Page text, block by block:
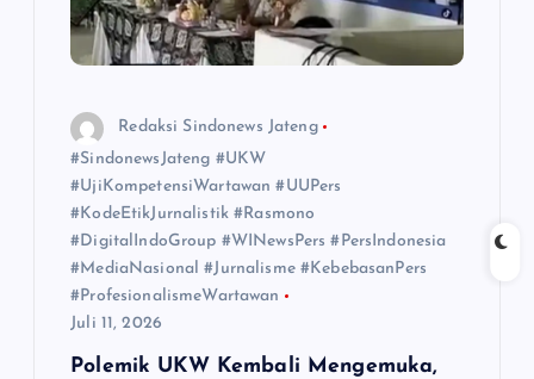
Redaksi Sindonews Jateng
#SindonewsJateng #UKW
#UjiKompetensiWartawan #UUPers
#KodeEtikJurnalistik #Rasmono
#DigitalIndoGroup #WINewsPers #PersIndonesia
#MediaNasional #Jurnalisme #KebebasanPers
#ProfesionalismeWartawan
Juli 11, 2026
Polemik UKW Kembali Mengemuka,